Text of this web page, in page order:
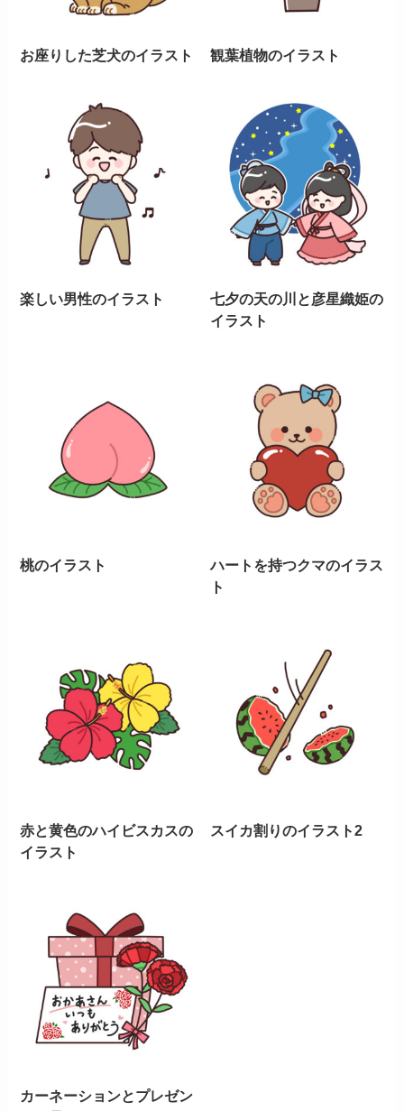
お座りした芝犬のイラスト 観葉植物のイラスト
楽しい男性のイラスト
七夕の天の川と彦星織姫の
イラスト
桃のイラスト
ハートを持つクマのイラス
ト
赤と黄色のハイビスカスの
イラスト
スイカ割りのイラスト2
カーネーションとプレゼン